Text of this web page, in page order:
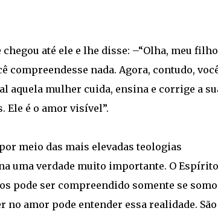
até ele e lhe disse: –“Olha, meu
compreendesse nada. Agora, contudo,
aquela mulher cuida, ensina e corrige a
Ele é o amor visível”.
meio das mais elevadas teologias
uma verdade muito importante. O Espírito
pode ser compreendido somente se
no amor pode entender essa realidade. São